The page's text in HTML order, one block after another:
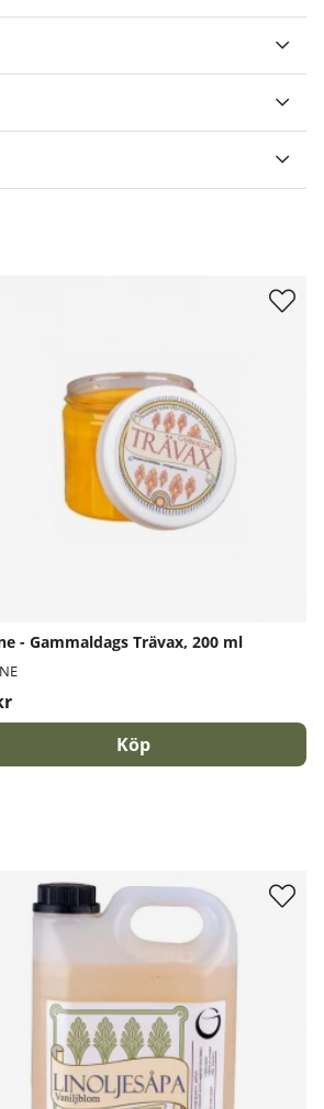
- Gammaldags Trävax, 200 ml
Köp